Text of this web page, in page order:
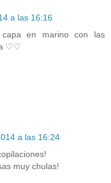
a las 16:16
en marino con las
♡♡
a las 16:24
muy chulas!